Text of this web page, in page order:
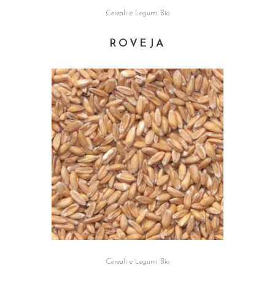
Cereali e Legumi Bio
ROVEJA
Cereali e Legumi Bio